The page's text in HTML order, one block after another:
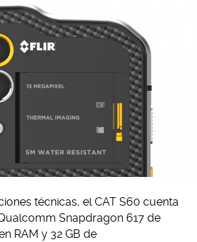
técnicas, el CAT S60 cuenta
Snapdragon 617 de
RAM y 32 GB de